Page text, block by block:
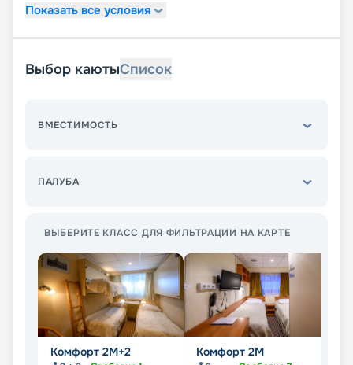
Показать все условия
Выбор каютыСписок
ВМЕСТИМОСТЬ
ПАЛУБА
ВЫБЕРИТЕ КЛАСС ДЛЯ ФИЛЬТРАЦИИ НА КАРТЕ
Комфорт 2M+2 Комфорт 2M